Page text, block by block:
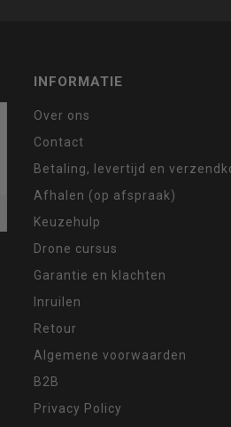
INFORMATIE
Over ons
Contact
Betaling, levertijd en
Afhalen (op afspraak)
Keuzehulp
Drone cursus
Garantie en klachten
Inruilen
Retour
Algemene voorwaarden
B2B
Privacy Policy